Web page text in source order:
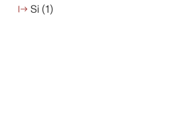
Si (1)